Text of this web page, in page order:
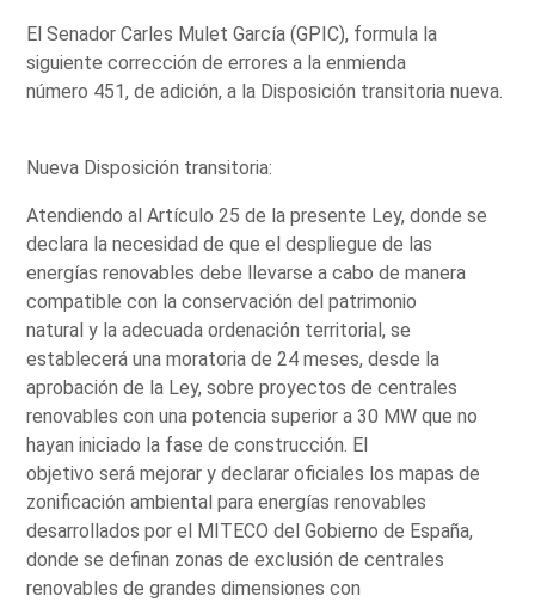
El Senador Carles Mulet García (GPIC), formula la
siguiente corrección de errores a la enmienda
número 451, de adición, a la Disposición transitoria nueva.
Nueva Disposición transitoria:
Atendiendo al Artículo 25 de la presente Ley, donde se
declara la necesidad de que el despliegue de las
energías renovables debe llevarse a cabo de manera
compatible con la conservación del patrimonio
natural y la adecuada ordenación territorial, se
establecerá una moratoria de 24 meses, desde la
aprobación de la Ley, sobre proyectos de centrales
renovables con una potencia superior a 30 MW que no
hayan iniciado la fase de construcción. El
objetivo será mejorar y declarar oficiales los mapas de
zonificación ambiental para energías renovables
desarrollados por el MITECO del Gobierno de España,
donde se definan zonas de exclusión de centrales
renovables de grandes dimensiones con